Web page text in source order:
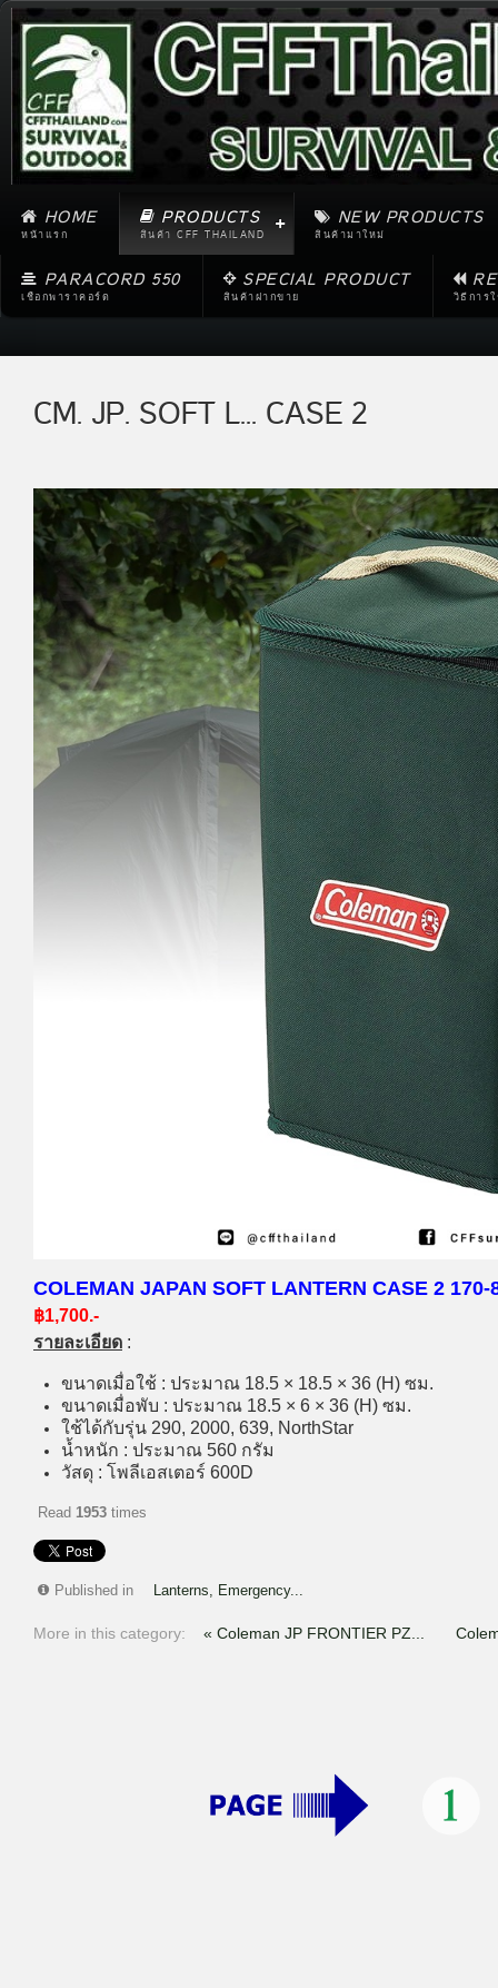
HOME
หน้าแรก
PRODUCTS
สินค้า CFF THAILAND
NEW PRODUCTS
สินค้ามาใหม่
PARACORD 550
เชือกพาราคอร์ด
SPECIAL PRODUCT
สินค้าฝากขาย วิธีการ
CM. JP. SOFT L... CASE 2
COLEMAN JAPAN SOFT LANTERN CASE 2 170-
฿1,700.-
รายละเอียด :
ขนาดเมื่อใช้ : ประมาณ 18.5 × 18.5 × 36 (H) ซม.
ขนาดเมื่อพับ : ประมาณ 18.5 × 6 × 36 (H) ซม.
ใช้ได้กับรุ่น 290, 2000, 639, NorthStar
น้ำหนัก : ประมาณ 560 กรัม
วัสดุ : โพลีเอสเตอร์ 600D
Read 1953 times
Published in Lanterns, Emergency...
More in this category: « Coleman JP FRONTIER PZ...